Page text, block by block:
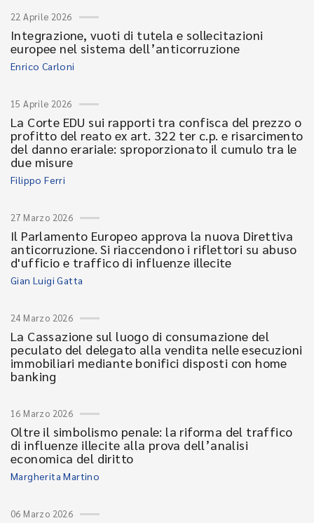
22 Aprile 2026
Integrazione, vuoti di tutela e sollecitazioni
europee nel sistema dell’anticorruzione
Enrico Carloni
15 Aprile 2026
La Corte EDU sui rapporti tra confisca del prezzo o
profitto del reato ex art. 322 ter c.p. e risarcimento
del danno erariale: sproporzionato il cumulo tra le
due misure
Filippo Ferri
27 Marzo 2026
Il Parlamento Europeo approva la nuova Direttiva
anticorruzione. Si riaccendono i riflettori su abuso
d'ufficio e traffico di influenze illecite
Gian Luigi Gatta
24 Marzo 2026
La Cassazione sul luogo di consumazione del
peculato del delegato alla vendita nelle esecuzioni
immobiliari mediante bonifici disposti con home
banking
16 Marzo 2026
Oltre il simbolismo penale: la riforma del traffico
di influenze illecite alla prova dell’analisi
economica del diritto
Margherita Martino
06 Marzo 2026